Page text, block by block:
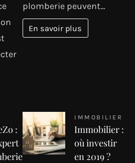
plomberie peuvent…
En savoir plus
:
IMMOBILIER
Immobilier :
où investir
en 2019 ?